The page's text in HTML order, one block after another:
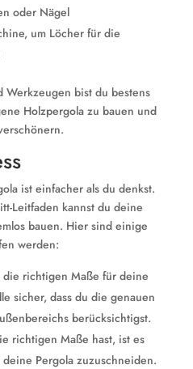
oder Nägel
um Löcher für die
bist du bestens
Holzpergola zu bauen und
ist einfacher als du denkst.
Leitfaden kannst du deine
bauen. Hier sind einige
werden:
die richtigen Maße für deine
sicher, dass du die genauen
berücksichtigst.
richtigen Maße hast, ist es
Pergola zuzuschneiden.